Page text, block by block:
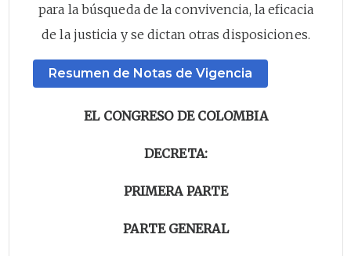
para la búsqueda de la convivencia, la eficacia
de la justicia y se dictan otras disposiciones.
Resumen de Notas de Vigencia
EL CONGRESO DE COLOMBIA
DECRETA:
PRIMERA PARTE
PARTE GENERAL